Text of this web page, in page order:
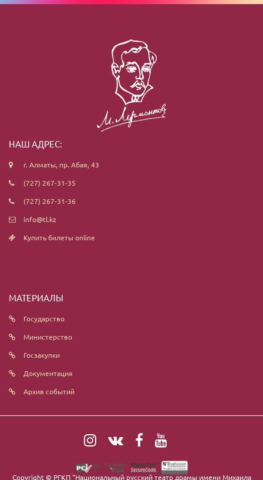
НАШ АДРЕС:
г. Алматы, пр. Абая, 43
(727) 267-31-35
(727) 267-31-36
info@tl.kz
Купить билеты online
МАТЕРИАЛЫ
Государство
Министерство
Госзакупки
Документация
Архив событий
Copyright © РГКП "Национальный русский театр драмы имени Михаила